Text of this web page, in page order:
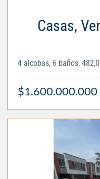
Casas,
4 alcobas, 6 baños,
$1.600.000.000